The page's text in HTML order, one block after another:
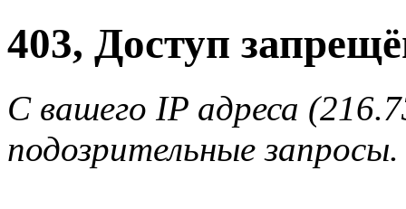
403, Доступ
С вашего IP адреса
подозрительные запросы.